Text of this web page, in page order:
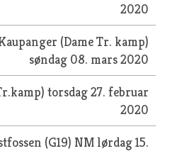
2020
(Dame Tr. kamp)
søndag 08. mars 2020
torsdag 27. februar
2020
(G19) NM lørdag 15.